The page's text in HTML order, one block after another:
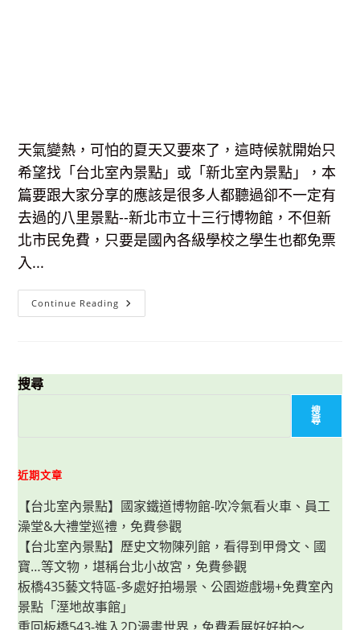
天氣變熱，可怕的夏天又要來了，這時候就開始只
希望找「台北室內景點」或「新北室內景點」，本
篇要跟大家分享的應該是很多人都聽過卻不一定有
去過的八里景點--新北市立十三行博物館，不但新
北市民免費，只要是國內各級學校之學生也都免票
入...
Continue Reading 【新
北
十
旅
遊、
網
美
照
熱
門
景
點，
一
次
搜尋
搜
尋
近期文章
【台北室內景點】國家鐵道博物館-吹冷氣看火車、員工
澡堂&大禮堂巡禮，免費參觀
【台北室內景點】歷史文物陳列館，看得到甲骨文、國
寶…等文物，堪稱台北小故宮，免費參觀
板橋435藝文特區-多處好拍場景、公園遊戲場+免費室內
景點「溼地故事館」